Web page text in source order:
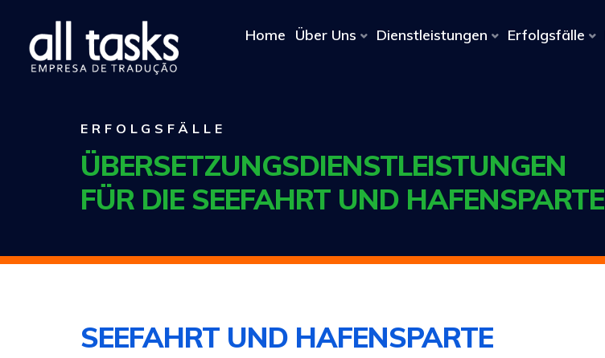
Home Über Uns Dienstleistungen Erfolgsfälle
ERFOLGSFÄLLE
ÜBERSETZUNGSDIENSTLEISTUNGEN
FÜR DIE SEEFAHRT UND HAFENSPARTE
SEEFAHRT UND HAFENSPARTE